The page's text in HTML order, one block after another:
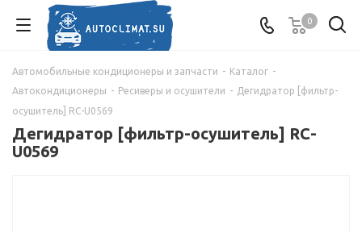
0
Автомобильные кондиционеры и запчасти - Каталог -
Автокондиционеры - Ресиверы и осушители - Дегидратор [фильтр-
осушитель] RC-U0569
Дегидратор [фильтр-осушитель] RC-
U0569